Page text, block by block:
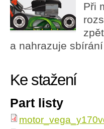
Při
a nahrazuje
Ke stažení
Part listy